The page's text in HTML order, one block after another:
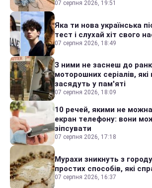
07 серпня 2026, 19:51
Яка ти нова українська
тест і слухай хіт свого
07 серпня 2026, 18:49
З ними не заснеш до
моторошних серіалів, які
засядуть у пам'яті
07 серпня 2026, 18:09
10 речей, якими не
екран телефону: вони
зіпсувати
07 серпня 2026, 17:18
Мурахи зникнуть з городу
простих способів, які
07 серпня 2026, 16:37